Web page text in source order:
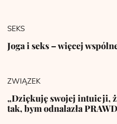
SEKS
Joga i seks – więcej
ZWIĄZEK
„Dziękuję swojej intuicji,
tak, bym odnalazła